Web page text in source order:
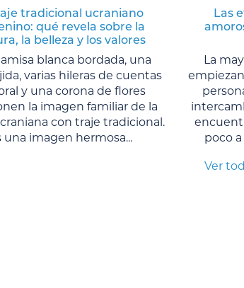
tradicional ucraniano
qué revela sobre la
la belleza y los valores
blanca bordada, una
varias hileras de cuentas
y una corona de flores
la imagen familiar de la
con traje tradicional.
una imagen hermosa...
Las
La
poco
Ver